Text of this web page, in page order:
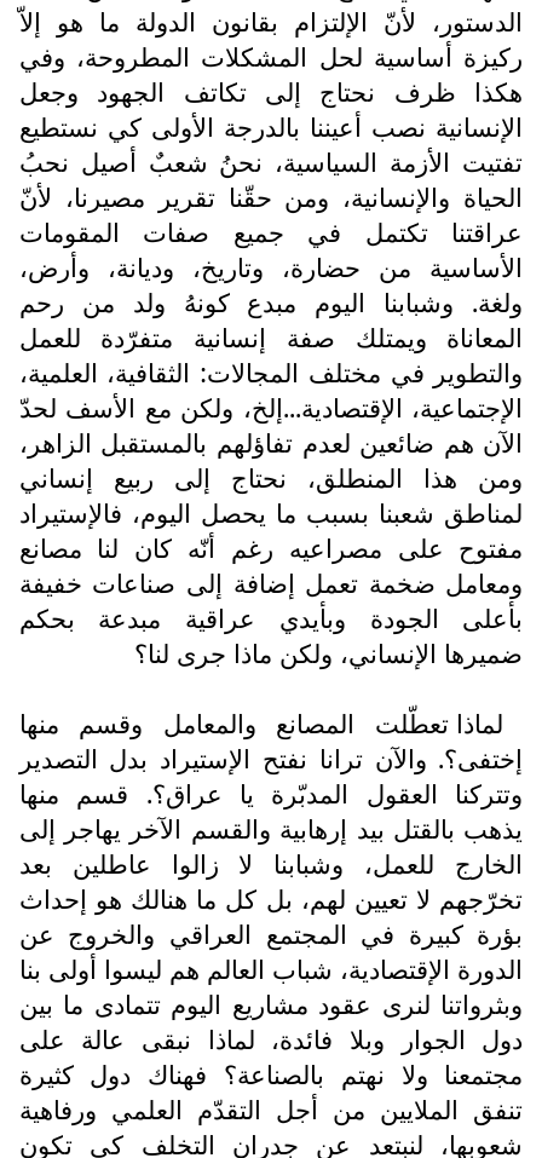
الدستور، لأنّ الإلتزام بقانون الدولة ما هو إلاّ
ركيزة أساسية لحل المشكلات المطروحة، وفي
هكذا ظرف نحتاج إلى تكاتف الجهود وجعل
الإنسانية نصب أعيننا بالدرجة الأولى كي نستطيع
تفتيت الأزمة السياسية، نحنُ شعبٌ أصيل نحبُ
الحياة والإنسانية، ومن حقّنا تقرير مصيرنا، لأنّ
عراقتنا تكتمل في جميع صفات المقومات
الأساسية من حضارة، وتاريخ، وديانة، وأرض،
ولغة. وشبابنا اليوم مبدع كونهُ ولد من رحم
المعاناة ويمتلك صفة إنسانية متفرّدة للعمل
والتطوير في مختلف المجالات: الثقافية، العلمية،
الإجتماعية، الإقتصادية...إلخ، ولكن مع الأسف لحدّ
الآن هم ضائعين لعدم تفاؤلهم بالمستقبل الزاهر،
ومن هذا المنطلق، نحتاج إلى ربيع إنساني
لمناطق شعبنا بسبب ما يحصل اليوم، فالإستيراد
مفتوح على مصراعيه رغم أنّه كان لنا مصانع
ومعامل ضخمة تعمل إضافة إلى صناعات خفيفة
بأعلى الجودة وبأيدي عراقية مبدعة بحكم
ضميرها الإنساني، ولكن ماذا جرى لنا؟
لماذا تعطّلت المصانع والمعامل وقسم منها
إختفى؟. والآن ترانا نفتح الإستيراد بدل التصدير
وتتركنا العقول المدبّرة يا عراق؟. قسم منها
يذهب بالقتل بيد إرهابية والقسم الآخر يهاجر إلى
الخارج للعمل، وشبابنا لا زالوا عاطلين بعد
تخرّجهم لا تعيين لهم، بل كل ما هنالك هو إحداث
بؤرة كبيرة في المجتمع العراقي والخروج عن
الدورة الإقتصادية، شباب العالم هم ليسوا أولى بنا
وبثرواتنا لنرى عقود مشاريع اليوم تتمادى ما بين
دول الجوار وبلا فائدة، لماذا نبقى عالة على
مجتمعنا ولا نهتم بالصناعة؟ فهناك دول كثيرة
تنفق الملايين من أجل التقدّم العلمي ورفاهية
شعوبها، لنبتعد عن جدران التخلف كي تكون